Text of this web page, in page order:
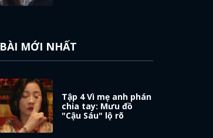
BÀI MỚI NHẤT
Tập 4 Vì mẹ anh phán
chia tay: Mưu đồ
"Cậu Sáu" lộ rõ